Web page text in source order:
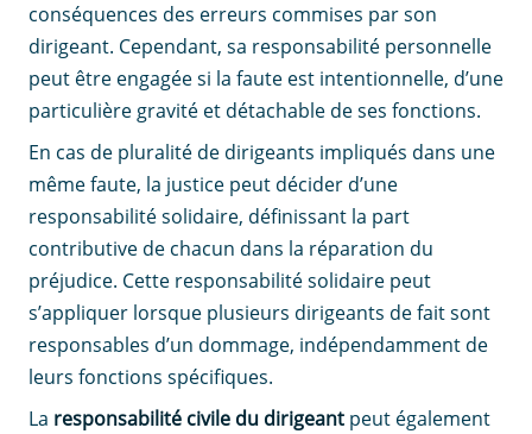
conséquences des erreurs commises par son
dirigeant. Cependant, sa responsabilité personnelle
peut être engagée si la faute est intentionnelle, d’une
particulière gravité et détachable de ses fonctions.
En cas de pluralité de dirigeants impliqués dans une
même faute, la justice peut décider d’une
responsabilité solidaire, définissant la part
contributive de chacun dans la réparation du
préjudice. Cette responsabilité solidaire peut
s’appliquer lorsque plusieurs dirigeants de fait sont
responsables d’un dommage, indépendamment de
leurs fonctions spécifiques.
La responsabilité civile du dirigeant peut également